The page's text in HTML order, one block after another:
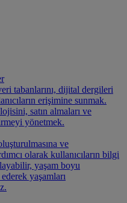
tabanlarını, dijital dergileri
erişimine sunmak.
satın almaları ve
yönetmek.
ve
olarak kullanıcıların bilgi
yaşam boyu
yaşamları